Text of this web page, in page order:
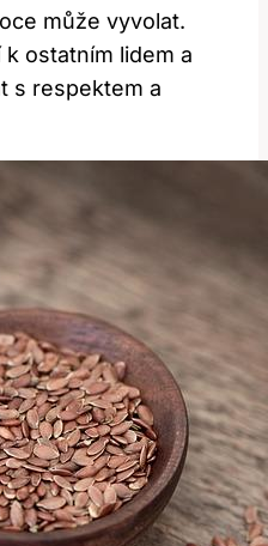
může vyvolat.
ostatním lidem a
s respektem a